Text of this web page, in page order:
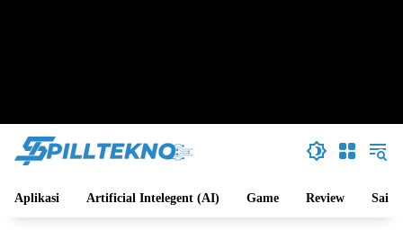
Aplikasi Artificial Intelegent (AI) Game Review Sains